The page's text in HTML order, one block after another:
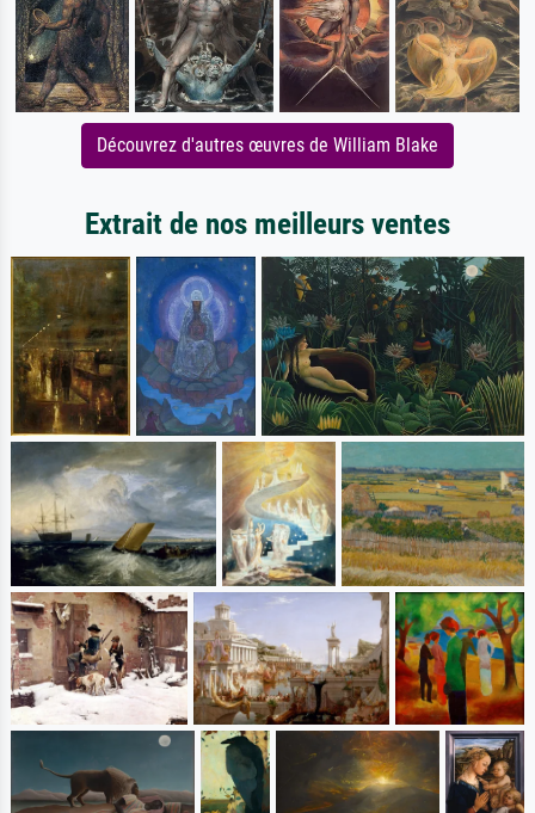
Découvrez d'autres œuvres de William Blake
Extrait de nos meilleurs ventes